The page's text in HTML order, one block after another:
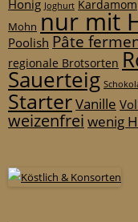
Honig Joghurt Kardamom
Mohn nur mit
Poolish Pâte
regionale Brotsorten
Sauerteig
StarterVanille
weizenfrei wenig